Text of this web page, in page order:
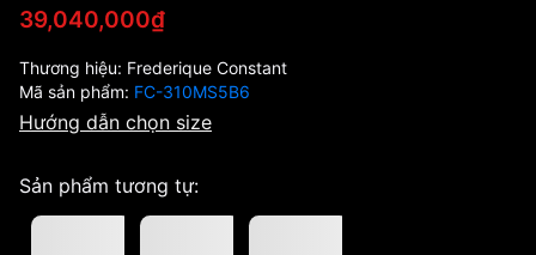
39,040,000₫
Thương hiệu: Frederique Constant
Mã sản phẩm: FC-310MS5B6
Hướng dẫn chọn size
Sản phẩm tương tự: